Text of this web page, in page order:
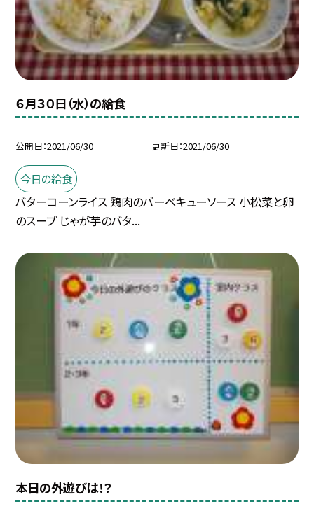
６月３０日（水）の給食
公開日 2021/06/30 更新日 2021/06/30
今日の給食
バターコーンライス 鶏肉のバーベキューソース 小松菜と卵
のスープ じゃが芋のバタ...
本日の外遊びは！？